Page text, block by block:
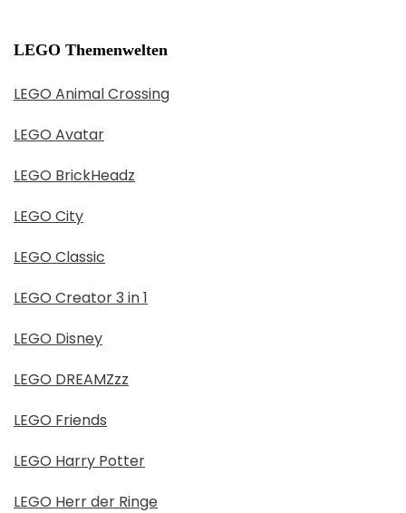
LEGO Themenwelten
LEGO Animal Crossing
LEGO Avatar
LEGO BrickHeadz
LEGO City
LEGO Classic
LEGO Creator 3 in 1
LEGO Disney
LEGO DREAMZzz
LEGO Friends
LEGO Harry Potter
LEGO Herr der Ringe